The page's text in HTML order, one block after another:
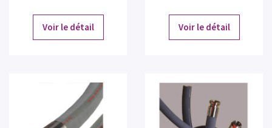
Voir le détail Voir le détail